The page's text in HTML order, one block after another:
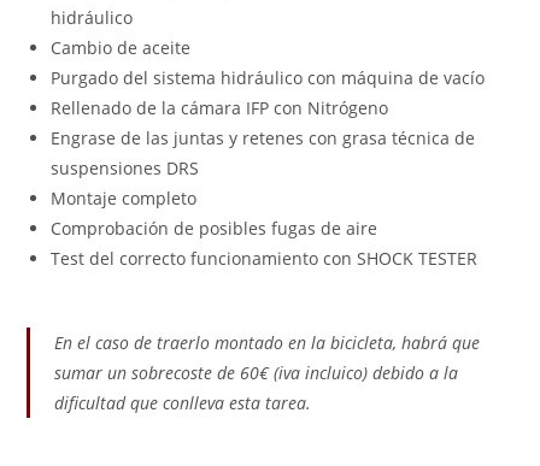
hidráulico
Cambio de aceite
Purgado del sistema hidráulico con máquina de vacío
Rellenado de la cámara IFP con Nitrógeno
Engrase de las juntas y retenes con grasa técnica de
suspensiones DRS
Montaje completo
Comprobación de posibles fugas de aire
Test del correcto funcionamiento con SHOCK TESTER
En el caso de traerlo montado en la bicicleta, habrá que
sumar un sobrecoste de 60€ (iva incluico) debido a la
dificultad que conlleva esta tarea.